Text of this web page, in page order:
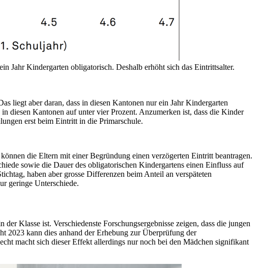
Jahr Kindergarten obligatorisch. Deshalb erhöht sich das Eintrittsalter.
liegt aber daran, dass in diesen Kantonen nur ein Jahr Kindergarten
diesen Kantonen auf unter vier Prozent. Anzumerken ist, dass die Kinder
erst beim Eintritt in die Primarschule.
die Eltern mit einer Begründung einen verzögerten Eintritt beantragen.
sowie die Dauer des obligatorischen Kindergartens einen Einfluss auf
haben aber grosse Differenzen beim Anteil an verspäteten
geringe Unterschiede.
Klasse ist. Verschiedenste Forschungsergebnisse zeigen, dass die jungen
2023 kann dies anhand der Erhebung zur Überprüfung der
macht sich dieser Effekt allerdings nur noch bei den Mädchen signifikant